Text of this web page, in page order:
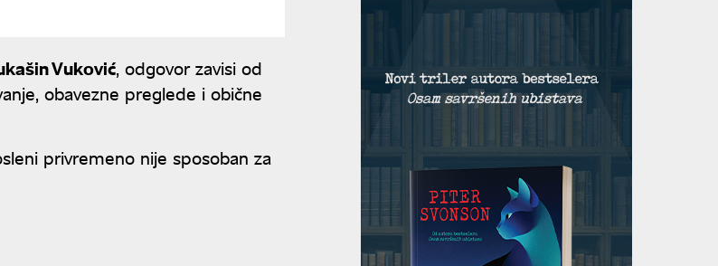
Vuković, odgovor zavisi od
obavezne preglede i obične
privremeno nije sposoban za
Kinom